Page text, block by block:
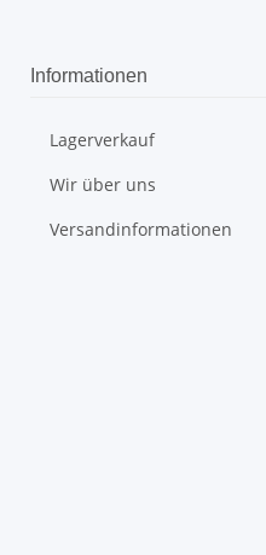
Informationen
Lagerverkauf
Wir über uns
Versandinformationen